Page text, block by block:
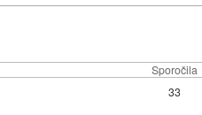
Sporočila
33